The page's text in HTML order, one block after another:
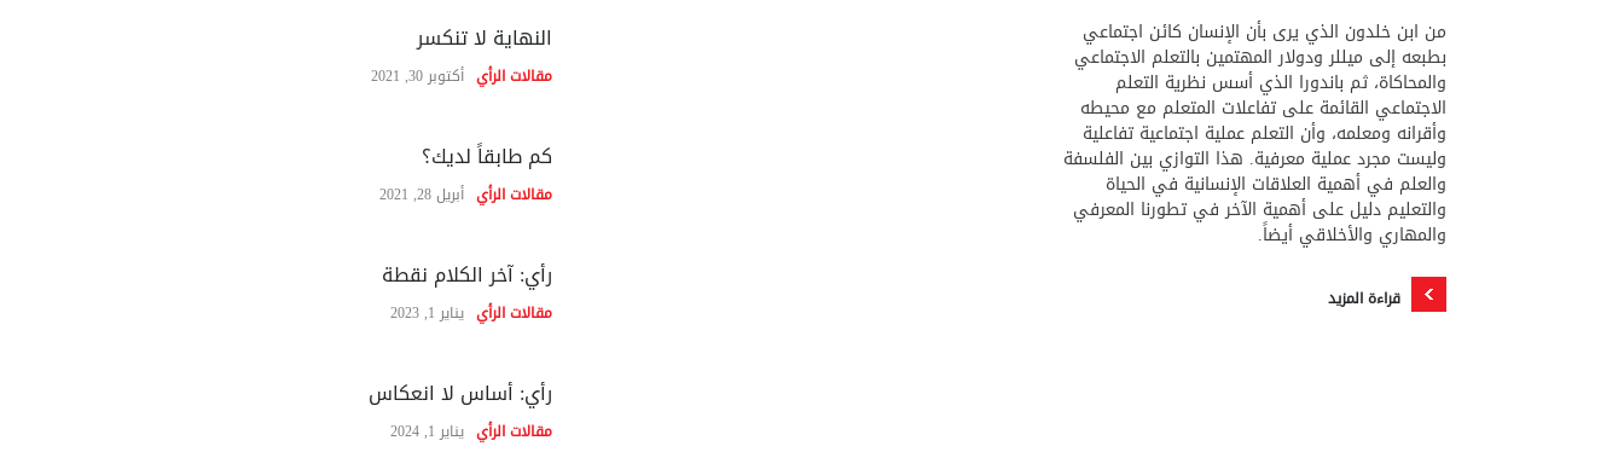
من ابن خلدون الذي يرى بأن الإنسان كائن اجتماعي
بطبعه إلى ميللر ودولار المهتمين بالتعلم الاجتماعي
والمحاكاة، ثم باندورا الذي أسس نظرية التعلم
الاجتماعي القائمة على تفاعلات المتعلم مع محيطه
وأقرانه ومعلمه، وأن التعلم عملية اجتماعية تفاعلية
وليست مجرد عملية معرفية. هذا التوازي بين الفلسفة
والعلم في أهمية العلاقات الإنسانية في الحياة
والتعليم دليل على أهمية الآخر في تطورنا المعرفي
والمهاري والأخلاقي أيضاً.
قراءة المزيد
النهاية لا تنكسر
مقالات الرأي أكتوبر 30, 2021
كم طابقاً لديك؟
مقالات الرأي أبريل 28, 2021
رأي: آخر الكلام نقطة
مقالات الرأي يناير 1, 2023
رأي: أساس لا انعكاس
مقالات الرأي يناير 1, 2024